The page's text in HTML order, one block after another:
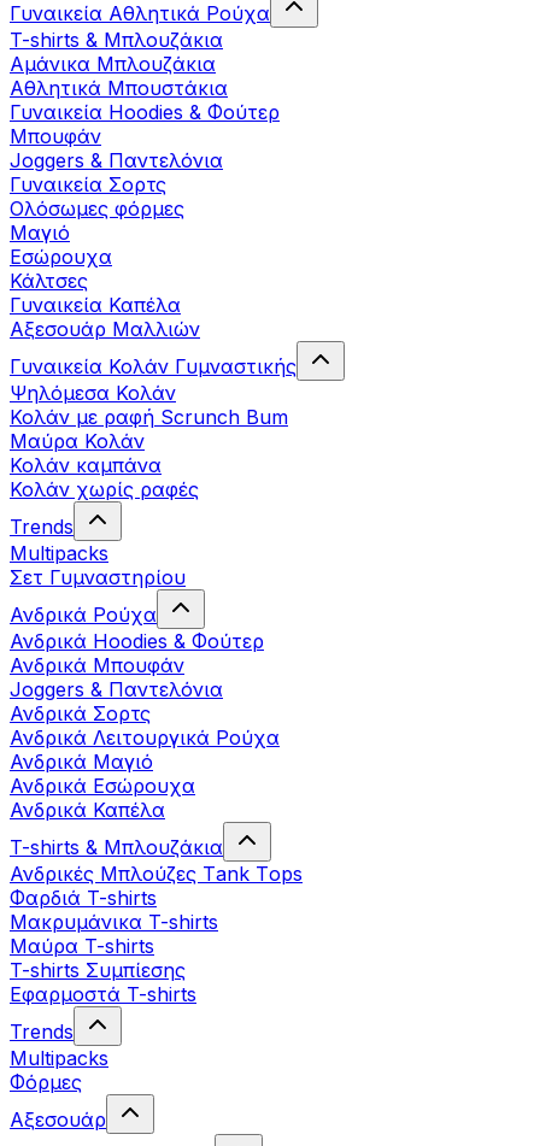
Γυναικεία Αθλητικά Ρούχα
T-shirts & Μπλουζάκια
Αμάνικα Μπλουζάκια
Aθλητικά Μπουστάκια
Γυναικεία Hoodies & Φούτερ
Μπουφάν
Joggers & Παντελόνια
Γυναικεία Σορτς
Ολόσωμες φόρμες
Μαγιό
Εσώρουχα
Κάλτσες
Γυναικεία Καπέλα
Αξεσουάρ Μαλλιών
Γυναικεία Κολάν Γυμναστικής
Ψηλόμεσα Κολάν
Κολάν με ραφή Scrunch Bum
Μαύρα Κολάν
Κολάν καμπάνα
Κολάν χωρίς ραφές
Trends
Multipacks
Σετ Γυμναστηρίου
Ανδρικά Ρούχα
Ανδρικά Hoodies & Φούτερ
Ανδρικά Μπουφάν
Joggers & Παντελόνια
Ανδρικά Σορτς
Ανδρικά Λειτουργικά Ρούχα
Ανδρικά Μαγιό
Ανδρικά Εσώρουχα
Ανδρικά Καπέλα
T-shirts & Μπλουζάκια
Ανδρικές Mπλούζες Τank Τops
Φαρδιά T-shirts
Μακρυμάνικα T-shirts
Μαύρα T-shirts
T-shirts Συμπίεσης
Εφαρμοστά T-shirts
Trends
Multipacks
Φόρμες
Αξεσουάρ